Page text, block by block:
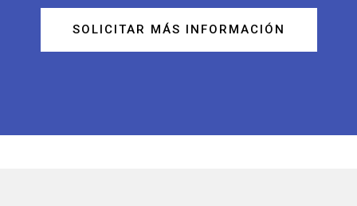
SOLICITAR MÁS INFORMACIÓN